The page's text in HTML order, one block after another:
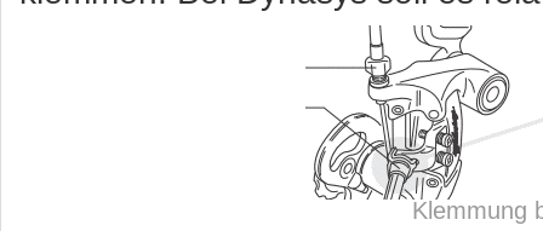
Klemmung